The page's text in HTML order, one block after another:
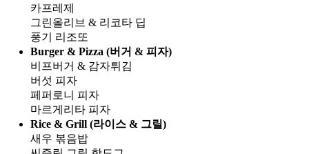
카프레제
그린올리브 & 리코타 딥
풍기 리조또
Burger & Pizza (버거 & 피자)
비프버거 & 감자튀김
버섯 피자
페퍼로니 피자
마르게리타 피자
Rice & Grill (라이스 & 그릴)
새우 볶음밥